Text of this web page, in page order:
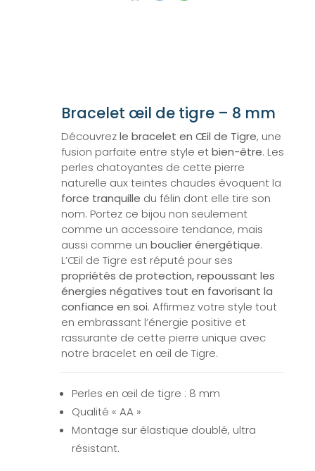
Bracelet œil de tigre – 8 mm
Découvrezle bracelet en Œil de Tigre, une
fusion parfaite entre style etbien-être. Les
perles chatoyantes de cette pierre
naturelle aux teintes chaudes évoquent la
force tranquille du félin dont elle tire son
nom. Portez ce bijou non seulement
comme un accessoire tendance, mais
aussi comme un bouclier énergétique.
L’Œil de Tigre est réputé pour ses
propriétés de protection, repoussant les
énergies négatives tout en favorisant la
confiance en soi. Affirmez votre style tout
en embrassant l’énergie positive et
rassurante de cette pierre unique avec
notre bracelet en œil de Tigre.
Perles en œil de tigre : 8 mm
Qualité « AA »
Montage sur élastique doublé, ultra
résistant.